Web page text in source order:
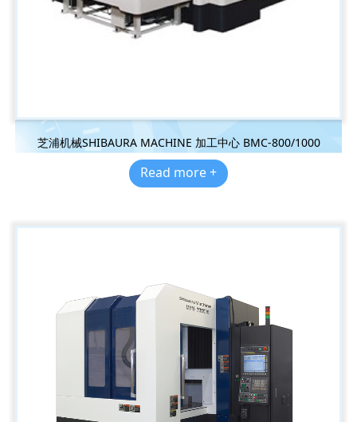
芝浦机械SHIBAURA MACHINE 加工中心 BMC-800/1000
Read more +